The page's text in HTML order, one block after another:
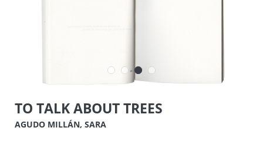
TO TALK ABOUT TREES
AGUDO MILLÁN, SARA